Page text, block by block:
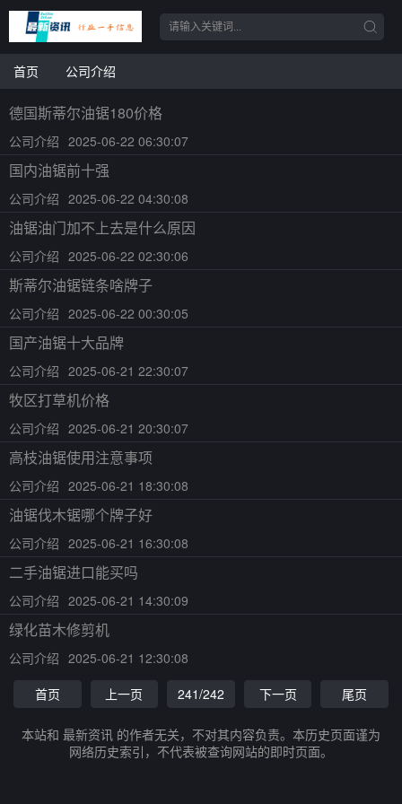
首页 公司介绍
德国斯蒂尔油锯180价格
公司介绍 2025-06-22 06:30:07
国内油锯前十强
公司介绍 2025-06-22 04:30:08
油锯油门加不上去是什么原因
公司介绍 2025-06-22 02:30:06
斯蒂尔油锯链条啥牌子
公司介绍 2025-06-22 00:30:05
国产油锯十大品牌
公司介绍 2025-06-21 22:30:07
牧区打草机价格
公司介绍 2025-06-21 20:30:07
高枝油锯使用注意事项
公司介绍 2025-06-21 18:30:08
油锯伐木锯哪个牌子好
公司介绍 2025-06-21 16:30:08
二手油锯进口能买吗
公司介绍 2025-06-21 14:30:09
绿化苗木修剪机
公司介绍 2025-06-21 12:30:08
首页
上一页 241/242 下一页 尾页
本站和 最新资讯 的作者无关，不对其内容负责。本历史页面谨为
网络历史索引，不代表被查询网站的即时页面。